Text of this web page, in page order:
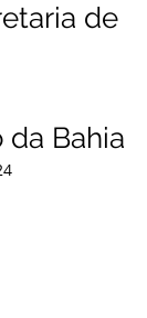
de
da Bahia